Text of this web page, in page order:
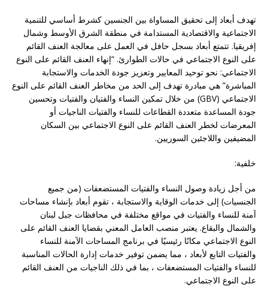
تهدف أبعاد إلى تحقيق المساواة بين الجنسين كشرط أساسي للتنمية
الاجتماعية والاقتصادية المستدامة في منطقة الشرق الأوسط وشمال
إفريقيا. تتمتع أبعاد بسجل حافل في العمل على معالجة العنف القائم
على النوع الاجتماعي في حالات الطوارئ. “إنهاء العنف القائم على النوع
الاجتماعي: نحو توحيد المعايير وتعزيز جودة الخدمات والاستجابة
المباشرة” هي مبادرة تهدف إلى الحد من مخاطر العنف القائم على النوع
الاجتماعي (GBV) من خلال تمكين النساء والفتيان والفتيات وتحسين
جودة المساعدة متعددة القطاعات للنساء والفتيات الناجيات أو
المعرضات لخطر العنف القائم على النوع الاجتماعي بين السكان
المضيفين واللاجئين السوريين.
خلفية:
من أجل زيادة وصول النساء والفتيات المستضعفات (من جميع
الجنسيات) إلى خدمات الوقاية والاستجابة ، تقوم أبعاد بإنشاء مساحات
آمنة للنساء والفتيات في مواقع مختلفة في محافظات جبل لبنان
والشمال والبقاع. يعتبر منصب العامل المعني بقضايا العنف القائم على
النوع الاجتماعي مكانًا رئيسيًا في برنامج المساحات الآمنة للنساء
والفتيات التابع لأبعاد ، مما يضمن توفير خدمات إدارة الحالات المناسبة
للنساء والفتيات المستضعفات ، بما في ذلك الناجيات من العنف القائم
على النوع الاجتماعي.